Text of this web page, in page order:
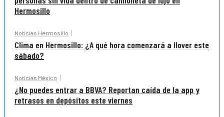
Hermosillo
Noticias Hermosillo
Clima en Hermosillo: ¿A qué hora comenzará a llover este
sábado?
Noticias México
¿No puedes entrar a BBVA? Reportan caída de la app y
retrasos en depósitos este viernes